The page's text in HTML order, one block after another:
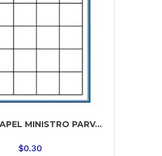
MINISTRO PARV...
$0.30